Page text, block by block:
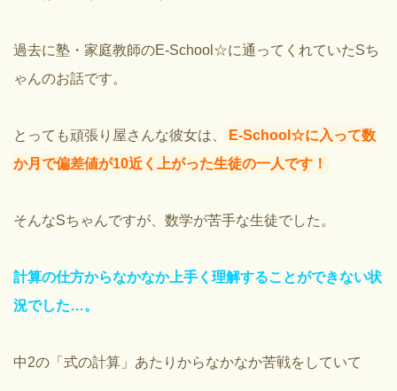
過去に塾・家庭教師のE-School☆に通ってくれていたSち
ゃんのお話です。
とっても頑張り屋さんな彼女は、
E-School☆に入って数
か月で偏差値が10近く上がった生徒の一人です！
そんなSちゃんですが、数学が苦手な生徒でした。
計算の仕方からなかなか上手く理解することができない状
況でした…。
中2の「式の計算」あたりからなかなか苦戦をしていて